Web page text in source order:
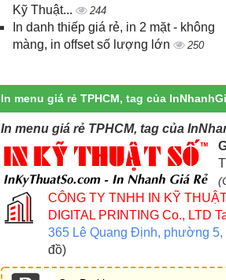
Kỹ Thuật...
244
In danh thiếp giá rẻ, in 2 mặt - không
màng, in offset số lượng lớn
250
In menu giá rẻ TPHCM, tag của
In menu giá rẻ TPHCM, tag của
CÔNG TY TNHH IN KỸ
DIGITAL PRINTING Co., LTD
365 Lê Quang Định, phường 5,
đồ)